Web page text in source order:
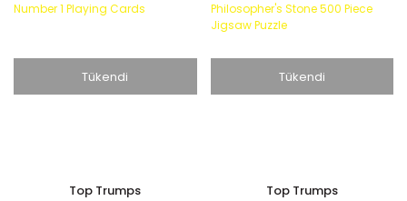
Tükendi
Top Trumps
Tükendi
Top Trumps